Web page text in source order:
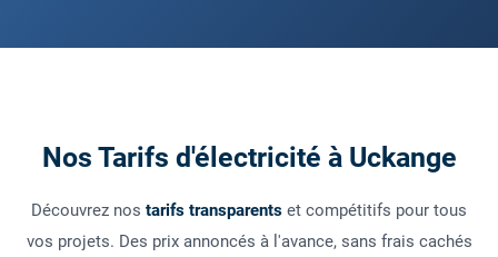
Nos Tarifs d'électricité à Uckange
Découvrez nos tarifs transparents et compétitifs pour tous
vos projets. Des prix annoncés à l'avance, sans frais cachés